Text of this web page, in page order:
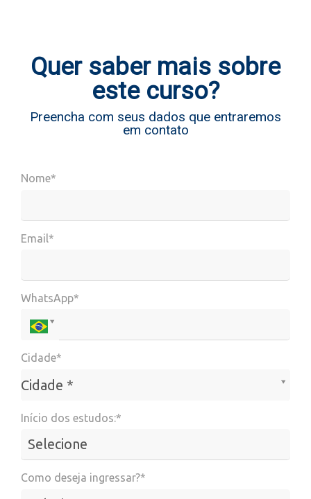
Quer saber mais sobre
este curso?
Preencha com seus dados que entraremos
em contato
Nome*
Email*
WhatsApp*
Cidade*
Cidade *
Cidade*
Início dos estudos:*
Como deseja ingressar?*